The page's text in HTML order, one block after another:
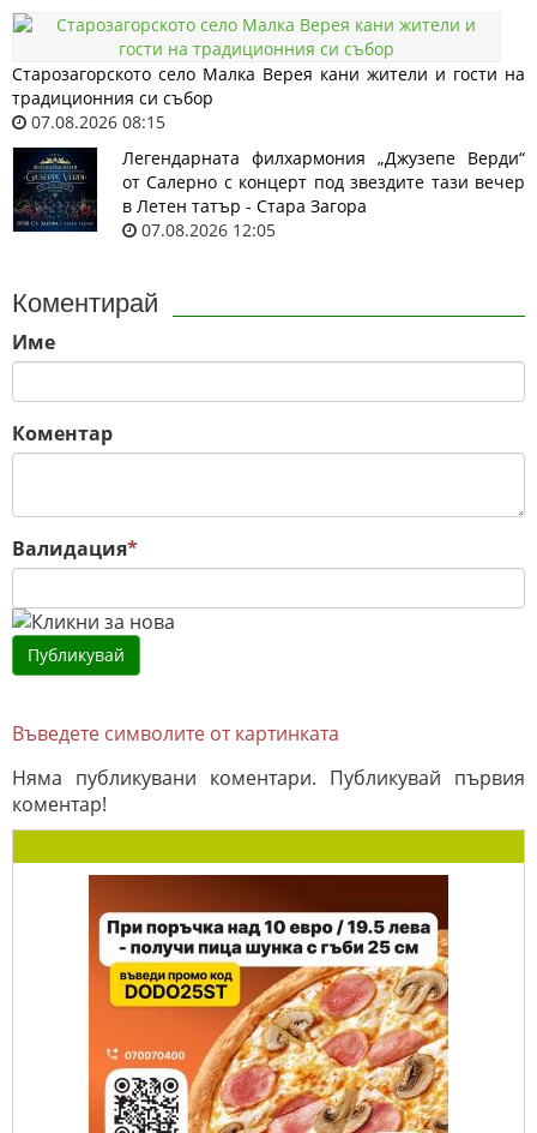
Старозагорското село Малка Верея кани жители и гости на
традиционния си събор
07.08.2026 08:15
Легендарната филхармония „Джузепе Верди“
от Салерно с концерт под звездите тази вечер
в Летен татър - Стара Загора
07.08.2026 12:05
Коментирай
Име
Коментар
Валидация*
Въведете символите от картинката
Няма публикувани коментари. Публикувай първия
коментар!